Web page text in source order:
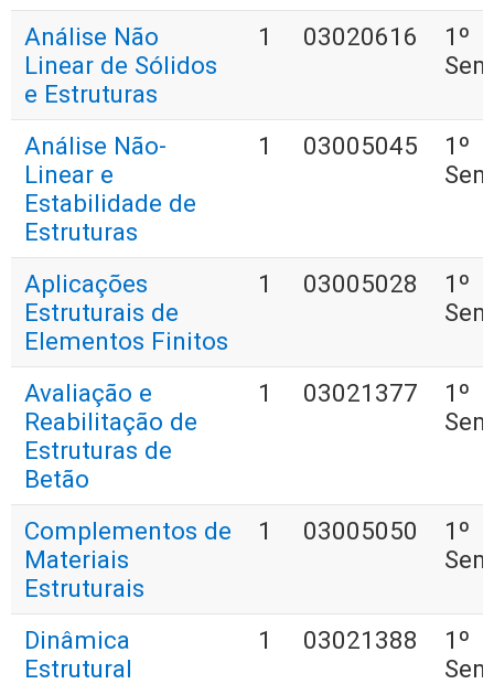
Análise Não
Linear de Sólidos
e Estruturas
1 03020616
1º
Análise Não-
Linear e
Estabilidade de
Estruturas
1 03005045
1º
Aplicações
Estruturais de
Elementos Finitos
1 03005028
1º
Avaliação e
Reabilitação de
Estruturas de
Betão
1 03021377
1º
Complementos de
Materiais
Estruturais
1 03005050
1º
Dinâmica
Estrutural
1 03021388
1º